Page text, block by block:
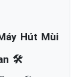
Hút Mùi
🛠️